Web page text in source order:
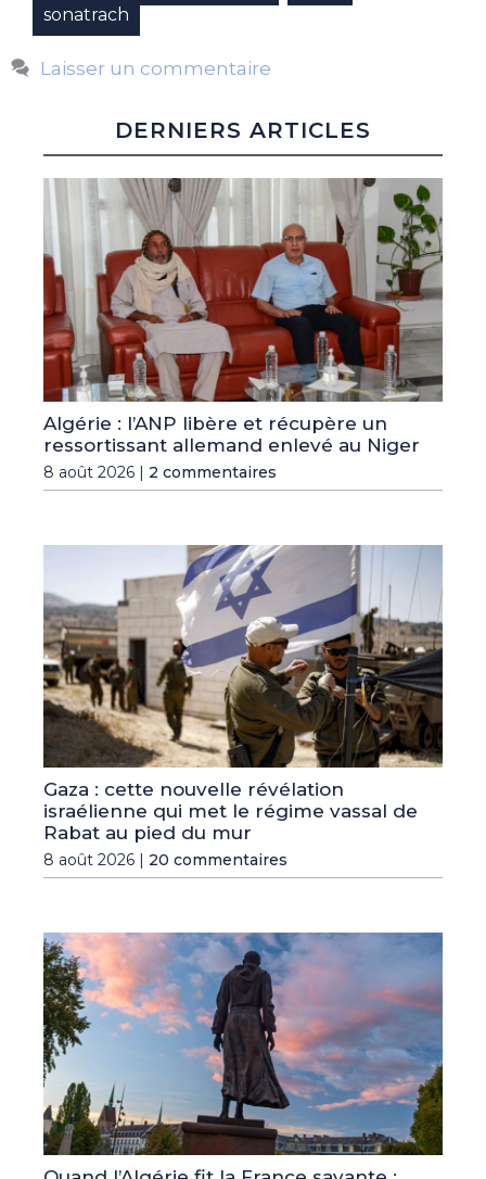
sonatrach
Laisser un commentaire
DERNIERS ARTICLES
Algérie : l’ANP libère et récupère un
ressortissant allemand enlevé au Niger
8 août 2026 | 2 commentaires
Gaza : cette nouvelle révélation
israélienne qui met le régime vassal de
Rabat au pied du mur
8 août 2026 | 20 commentaires